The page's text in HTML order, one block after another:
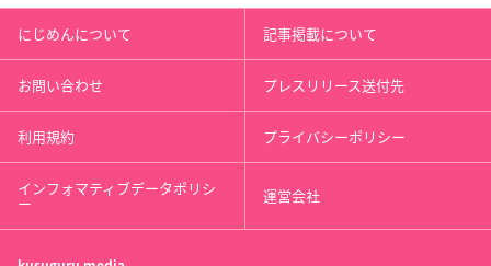
にじめんについて 記事掲載について
お問い合わせ プレスリリース送付先
利用規約 プライバシーポリシー
インフォマティブデータポリシ
ー 運営会社